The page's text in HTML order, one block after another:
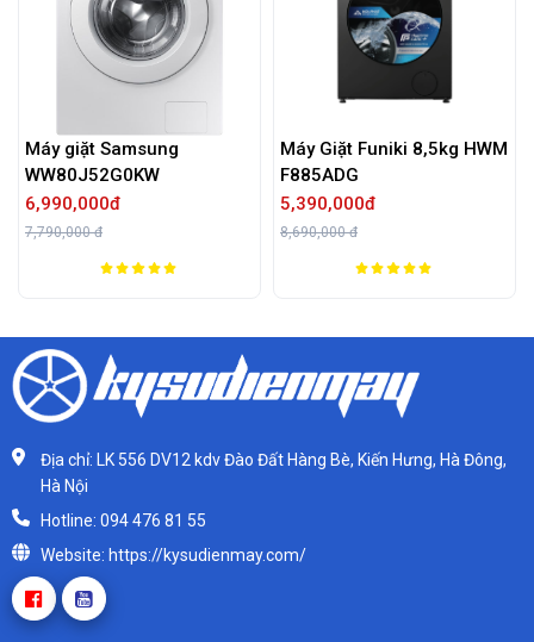
Máy Giặt Funiki 8,5kg HWM
F885ADG
5,390,000đ
8,690,000 đ
Máy Giặt LG Inverter 9 Kg
FB1209S6M
7,090,000đ
15,000,000 đ
Địa chỉ: LK 556 DV12 kdv Đào Đất Hàng Bè, Kiến Hưng, Hà Đông,
Hà Nội
Hotline: 094 476 81 55
Website: https://kysudienmay.com/